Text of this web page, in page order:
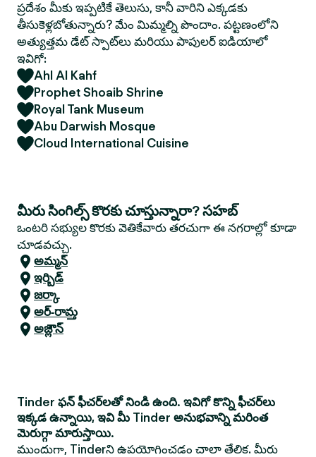
ప్రదేశం మీకు ఇప్పటికే తెలుసు, కానీ వారిని ఎక్కడకు
తీసుకెళ్లబోతున్నారు? మేం మిమ్మల్ని పొందాం. పట్టణంలోని
అత్యుత్తమ డేట్ స్పాట్‌లు మరియు పాపులర్ ఐడియాలో
ఇవిగో:
Ahl Al Kahf
Prophet Shoaib Shrine
Royal Tank Museum
Abu Darwish Mosque
Cloud International Cuisine
మీరు సింగిల్స్ కొరకు చూస్తున్నారా? సహబ్
ఒంటరి సభ్యుల కొరకు వెతికేవారు తరచుగా ఈ నగరాల్లో కూడా
చూడవచ్చు.
అమ్మన్
ఇర్బిడ్
జర్కా
అర్-రామ్త
అజ్లౌన్
Tinder ఫన్ ఫీచర్‌లతో నిండి ఉంది. ఇవిగో కొన్ని ఫీచర్‌లు
ఇక్కడ ఉన్నాయి, ఇవి మీ Tinder అనుభవాన్ని మరింత
మెరుగ్గా మారుస్తాయి.
ముందుగా, Tinderని ఉపయోగించడం చాలా తేలిక. మీరు